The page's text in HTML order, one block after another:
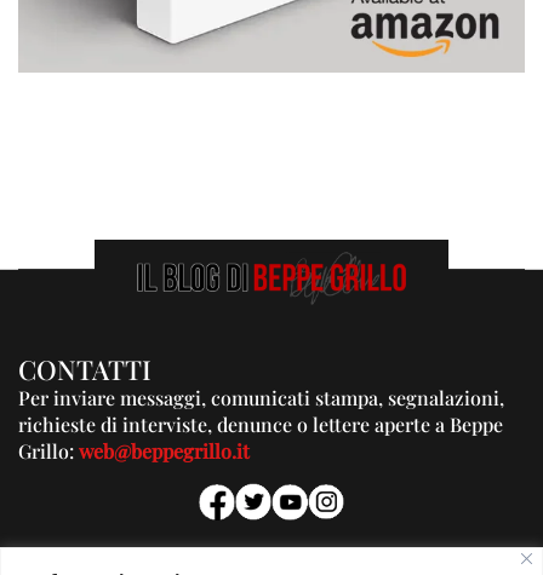
CONTATTI
Per inviare messaggi, comunicati stampa, segnalazioni,
richieste di interviste, denunce o lettere aperte a Beppe
Grillo:web@beppegrillo.it